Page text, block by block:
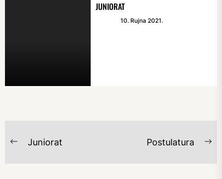
JUNIORAT
10. Rujna 2021.
NAVIGACIJA
Previous
Juniorat Postulatura